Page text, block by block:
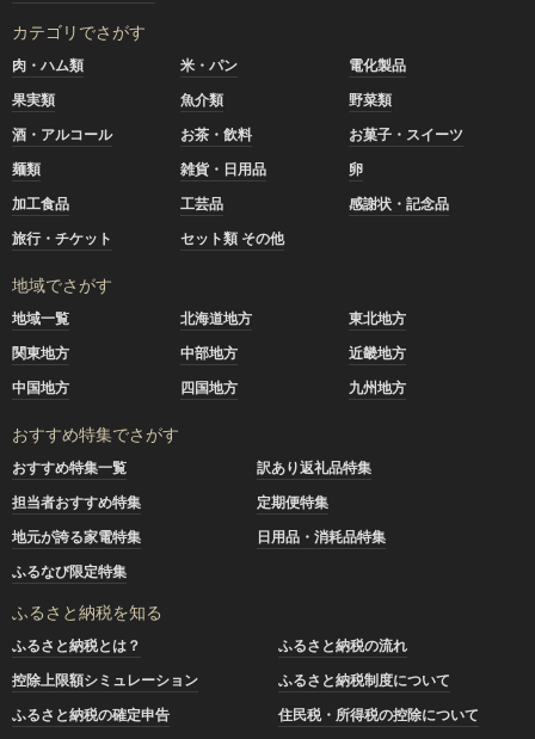
カテゴリでさがす
肉・ハム類 米・パン
電化製品
果実類
魚介類
野菜類
酒・アルコール
お茶・飲料
お菓子・スイーツ
麺類
雑貨・日用品
卵
加工食品
工芸品
感謝状・記念品
旅行・チケット
セット類 その他
地域でさがす
地域一覧 北海道地方
東北地方
関東地方
中部地方
近畿地方
中国地方
四国地方 九州地方
おすすめ特集でさがす
おすすめ特集一覧
訳あり返礼品特集
担当者おすすめ特集
定期便特集
地元が誇る家電特集
日用品・消耗品特集
ふるなび限定特集
ふるさと納税を知る
ふるさと納税とは？
ふるさと納税の流れ
控除上限額シミュレーション
ふるさと納税制度について
ふるさと納税の確定申告
住民税・所得税の控除について